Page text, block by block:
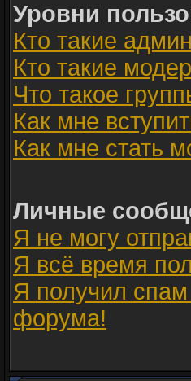
Уровни
Кто такие
Кто такие
Что такое
Как мне
Как мне стать
Личные
Я не могу
Я всё время
Я получил спам
форума!